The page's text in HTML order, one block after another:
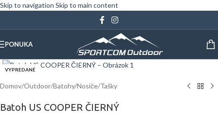
Skip to navigation Skip to main content
PONUKA
VYPREDANÉ
Klinite pre zväčšenie
Domov/Outdoor/Batohy/Nosiče/Tašky
Batoh US COOPER ČIERNÝ